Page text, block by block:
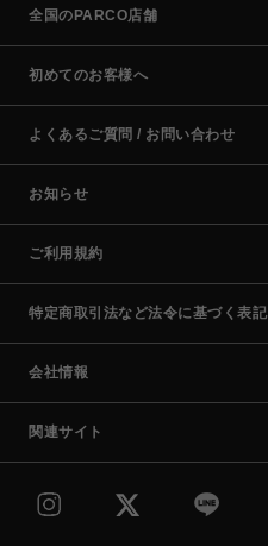
全国のPARCO店舗
初めてのお客様へ
よくあるご質問 / お問い合わせ
お知らせ
ご利用規約
特定商取引法など法令に基づく表記
会社情報
関連サイト